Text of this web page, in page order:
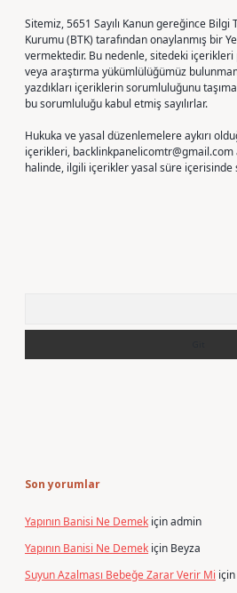
Sitemiz, 5651 Sayılı Kanun gereğince
Kurumu (BTK) tarafından onaylanmış bir
vermektedir. Bu nedenle, sitedeki
veya araştırma yükümlülüğümüz
yazdıkları içeriklerin sorumluluğunu
bu sorumluluğu kabul etmiş sayılırlar.
Hukuka ve yasal düzenlemelere aykırı
içerikleri, backlinkpanelicomtr@gmail.com
halinde, ilgili içerikler yasal süre içerisinde
Son yorumlar
Yapının Banisi Ne Demek içinadmin
Yapının Banisi Ne Demek için Beyza
Suyun Azalması Bebeğe Zarar Verir Mi için